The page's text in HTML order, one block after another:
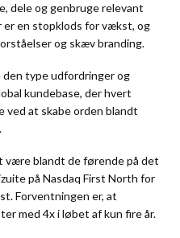
dele og genbruge relevant
er en stopklods for vækst, og
og skæv branding.
type udfordringer og
kundebase, der hvert
ved at skabe orden blandt
være blandt de førende på det
på Nasdaq First North for
Forventningen er, at
med 4x i løbet af kun fire år.